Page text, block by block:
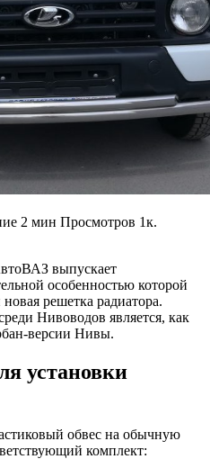
2 мин Просмотров 1к.
выпускает
особенностью которой
решетка радиатора.
Нивоводов является, как
версии Нивы.
установки
обвес на обычную
комплект: